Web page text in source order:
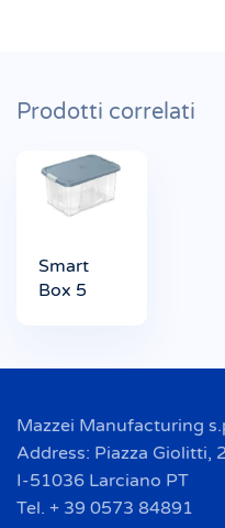
Prodotti correlati
Smart
Box 5
Mazzei Manufacturing
Address: Piazza Giolitti,
I-51036 Larciano PT
Tel. + 39 0573 84891